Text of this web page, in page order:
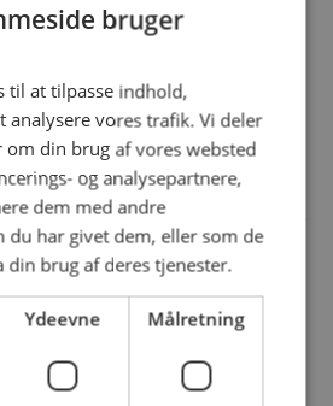
svært, når man har meget lidt
branchen optaget af at finde
eliminere visse typer affald og fra
en række initiativer, som skal
og håndtere affald i fødevare-
en generel guide til
illustreret guide om
de forskellige typer affald, der
bruger
til at tilpasse indhold,
analysere vores trafik. Vi deler
om din brug af vores websted
og analysepartnere,
dem med andre
du har givet dem, eller som de
din brug af deres tjenester.
Ydeevne Målretning